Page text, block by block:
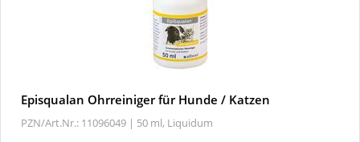
Episqualan Ohrreiniger für Hunde / Katzen
PZN/Art.Nr.: 11096049 | 50 ml, Liquidum